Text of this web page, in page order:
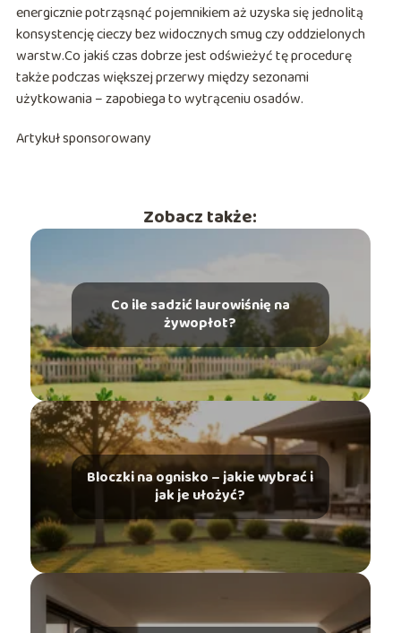
energicznie potrząsnąć pojemnikiem aż uzyska się jednolitą
konsystencję cieczy bez widocznych smug czy oddzielonych
warstw.Co jakiś czas dobrze jest odświeżyć tę procedurę
także podczas większej przerwy między sezonami
użytkowania – zapobiega to wytrąceniu osadów.
Artykuł sponsorowany
Zobacz także:
Co ile sadzić laurowiśnię na
żywopłot?
Bloczki na ognisko – jakie wybrać i
jak je ułożyć?